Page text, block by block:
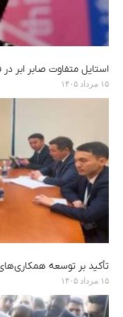
استایل متفاوت صابر ابر
۱۵ مرداد ۱۴۰۵
تأکید بر توسعه همکاری‌های
۱۵ مرداد ۱۴۰۵